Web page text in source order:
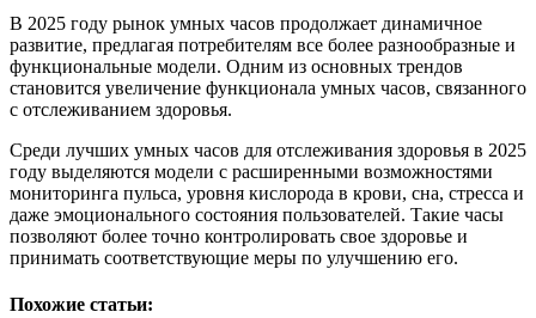
В 2025 году рынок умных часов продолжает динамичное
развитие, предлагая потребителям все более разнообразные и
функциональные модели. Одним из основных трендов
становится увеличение функционала умных часов, связанного
с отслеживанием здоровья.
Среди лучших умных часов для отслеживания здоровья в 2025
году выделяются модели с расширенными возможностями
мониторинга пульса, уровня кислорода в крови, сна, стресса и
даже эмоционального состояния пользователей. Такие часы
позволяют более точно контролировать свое здоровье и
принимать соответствующие меры по улучшению его.
Похожие статьи: